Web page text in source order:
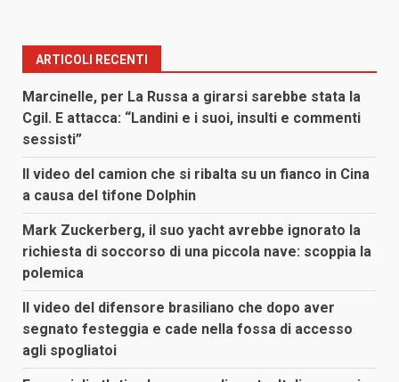
ARTICOLI RECENTI
Marcinelle, per La Russa a girarsi sarebbe stata la
Cgil. E attacca: “Landini e i suoi, insulti e commenti
sessisti”
Il video del camion che si ribalta su un fianco in Cina
a causa del tifone Dolphin
Mark Zuckerberg, il suo yacht avrebbe ignorato la
richiesta di soccorso di una piccola nave: scoppia la
polemica
Il video del difensore brasiliano che dopo aver
segnato festeggia e cade nella fossa di accesso
agli spogliatoi